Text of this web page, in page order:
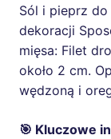
Sól i pieprz
dekoracji
mięsa: Filet
około 2 cm.
wędzoną i
🎯 Kluczowe